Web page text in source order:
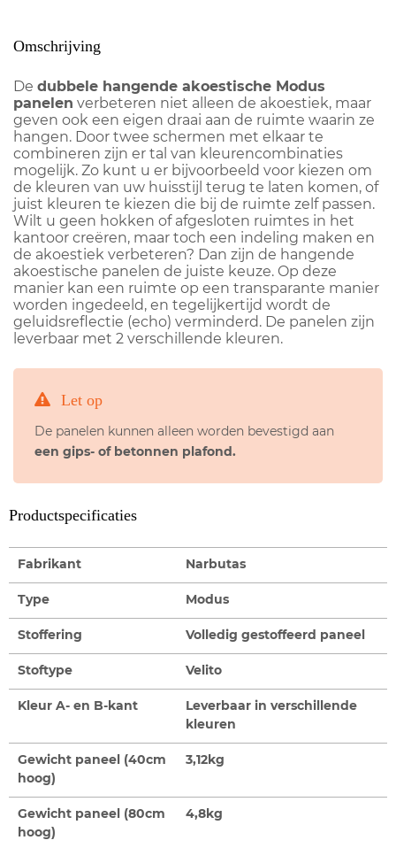
Omschrijving
De dubbele hangende akoestische Modus
panelen verbeteren niet alleen de akoestiek, maar
geven ook een eigen draai aan de ruimte waarin ze
hangen. Door twee schermen met elkaar te
combineren zijn er tal van kleurencombinaties
mogelijk. Zo kunt u er bijvoorbeeld voor kiezen om
de kleuren van uw huisstijl terug te laten komen, of
juist kleuren te kiezen die bij de ruimte zelf passen.
Wilt u geen hokken of afgesloten ruimtes in het
kantoor creëren, maar toch een indeling maken en
de akoestiek verbeteren? Dan zijn de hangende
akoestische panelen de juiste keuze. Op deze
manier kan een ruimte op een transparante manier
worden ingedeeld, en tegelijkertijd wordt de
geluidsreflectie (echo) verminderd. De panelen zijn
leverbaar met 2 verschillende kleuren.
Let op
De panelen kunnen alleen worden bevestigd aan
een gips- of betonnen plafond.
Productspecificaties
Fabrikant Narbutas
Type Modus
Stoffering Volledig gestoffeerd paneel
Stoftype Velito
Kleur A- en B-kant
Leverbaar in verschillende
kleuren
Gewicht paneel (40cm
hoog)
3,12kg
Gewicht paneel (80cm
hoog)
4,8kg